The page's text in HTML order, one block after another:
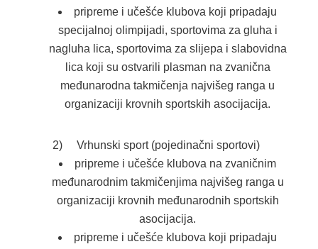
pripreme i učešće klubova koji pripadaju
specijalnoj olimpijadi, sportovima za gluha i
nagluha lica, sportovima za slijepa i slabovidna
lica koji su ostvarili plasman na zvanična
međunarodna takmičenja najvišeg ranga u
organizaciji krovnih sportskih asocijacija.
2) Vrhunski sport (pojedinačni sportovi)
pripreme i učešće klubova na zvaničnim
međunarodnim takmičenjima najvišeg ranga u
organizaciji krovnih međunarodnih sportskih
asocijacija.
pripreme i učešće klubova koji pripadaju